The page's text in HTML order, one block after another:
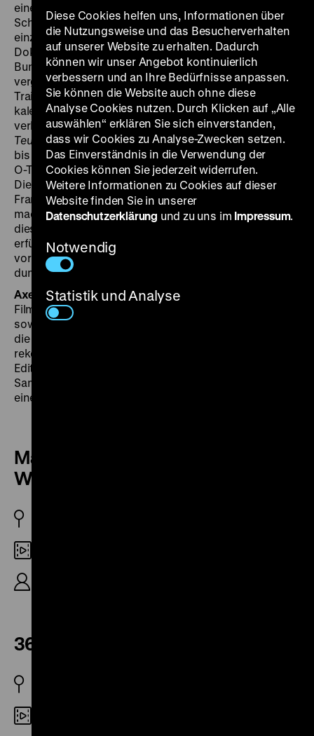
einen ganz eigenen Unterhaltungswert besitzen. In
Schwarzweiß und Farbe ermöglichen sie eine so
einzigartige wie rasante Begegnung mit originalen
Dokumenten der Fernsehwerbung in der
Bundesrepublik. Eine Erinnerung an vergangene und
vergängliche Attraktionen im Kino präsentiert die
Trailer-Show im Hauptprogramm. Gestaltet als
kaleidoskopischer Rückblick auf beliebte Hits und
verkannte Tipps, reicht sie vom HorrorfilmDie
Teufelswolke von Montevilleaus den 1950er Jahren
bis zur Werbung für Eduard Offermanns Berliner Film-
O-Theque mit Dieter Hallervorden. Konfekt fürs Auge!
Die Trailer aus West- und Ostdeutschland, aus
Frankreich und den USA geben Kostproben und
machen Lust auf den angekündigten Film. Sobald
dieser in den Kinos läuft, hat der Trailer seine Aufgabe
erfüllt. Mit seiner Existenz ist es dann üblicherweise
vorbei. Doch was bedeutet das schon? „Vorbei? Ein
dummes Wort!“ (Johann Wolfgang von Goethe) (aha)
Axel Hampelist Mitgründer und aktives Mitglied der
Filmbörse Berlin. Seit 1987 sammelt er Kinofilm-Trailer
sowie Kinowerbespots und TV-Werbung auf 35mm,
die er selbst restauriert, kopierwerksgetreu
rekonstruiert und konfektioniert. DVD- und Blu-ray-
Editionen unterstützt er mit Trailern aus seiner
Sammlung. Seit 1995 veranstaltet Axel Hampel jährlich
eine von ihm kuratierte analoge Retro-Trailer-Show.
Maxwell-Kaffee in 16 TV-
Werbespots
36 Filmtrailer
Diese Cookies helfen uns, Informationen über
die Nutzungsweise und das Besucherverhalten
auf unserer Website zu erhalten. Dadurch
können wir unser Angebot kontinuierlich
verbessern und an Ihre Bedürfnisse anpassen.
Sie können die Website auch ohne diese
Analyse Cookies nutzen. Durch Klicken auf „Alle
auswählen“ erklären Sie sich einverstanden,
dass wir Cookies zu Analyse-Zwecken setzen.
Das Einverständnis in die Verwendung der
Cookies können Sie jederzeit widerrufen.
Weitere Informationen zu Cookies auf dieser
Website finden Sie in unserer
Datenschutzerklärung und zu uns im Impressum.
Notwendig
Statistik und Analyse